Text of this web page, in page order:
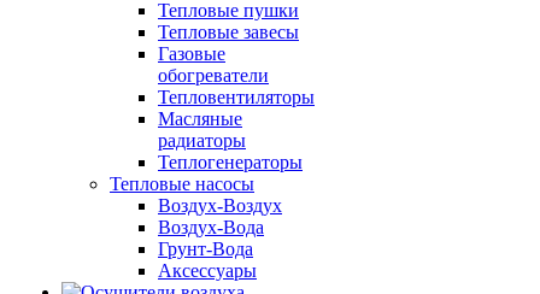
Тепловые пушки
Тепловые завесы
Газовые
обогреватели
Тепловентиляторы
Масляные
радиаторы
Теплогенераторы
Тепловые насосы
Воздух-Воздух
Воздух-Вода
Грунт-Вода
Аксессуары